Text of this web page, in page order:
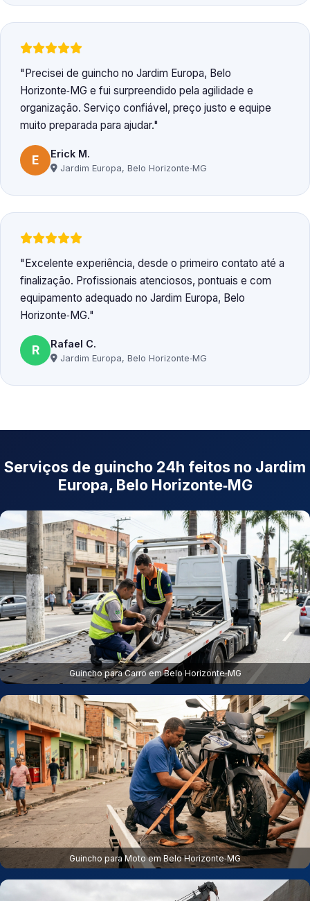
Precisei de guincho no Jardim Europa, Belo
Horizonte‑MG e fui surpreendido pela agilidade e
organização. Serviço confiável, preço justo e equipe
muito preparada para ajudar.
E Erick M.
Jardim Europa, Belo Horizonte‑MG
Excelente experiência, desde o primeiro contato até a
finalização. Profissionais atenciosos, pontuais e com
equipamento adequado no Jardim Europa, Belo
Horizonte‑MG.
R Rafael C.
Jardim Europa, Belo Horizonte‑MG
Serviços de guincho 24h feitos no Jardim
Europa, Belo Horizonte‑MG
Guincho para Carro em Belo Horizonte‑MG
Guincho para Moto em Belo Horizonte‑MG